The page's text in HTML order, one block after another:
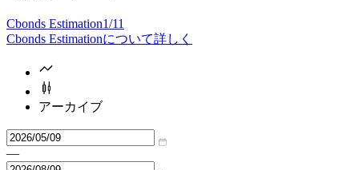
Cbonds Estimation1/11
Cbonds Estimationについて詳しく
アーカイブ
—